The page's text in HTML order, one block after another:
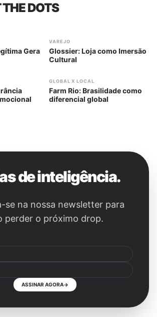
DOTS
Gera
#318
VAREJO
Glossier: Loja como Imersão
Cultural
#320
GLOBAL X LOCAL
Farm Rio: Brasilidade como
diferencial global
de inteligência.
se na nossa newsletter para
perder o próximo drop.
ASSINAR AGORA